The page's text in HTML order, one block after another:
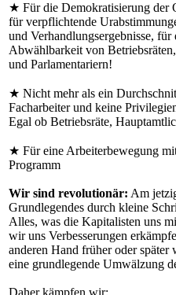
★ Für die Demokratisierung der
für verpflichtende
und Verhandlungsergebnisse,
Abwählbarkeit von
und Parlamentariern!
★ Nicht mehr als ein
Facharbeiter und keine
Egal ob Betriebsräte,
★ Für eine Arbeiterbewegung
Programm
Wir sind revolutionär: Am
Grundlegendes durch kleine
Alles, was die Kapitalisten uns
wir uns Verbesserungen
anderen Hand früher oder
eine grundlegende Umwälzung
Daher kämpfen wir: